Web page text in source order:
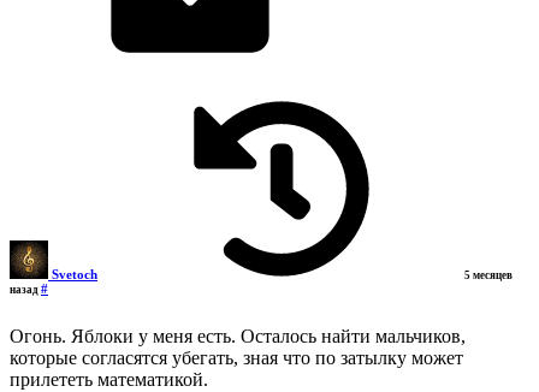
Svetoch
5 месяцев
назад #
Огонь. Яблоки у меня есть. Осталось найти мальчиков,
которые согласятся убегать, зная что по затылку может
прилететь математикой.